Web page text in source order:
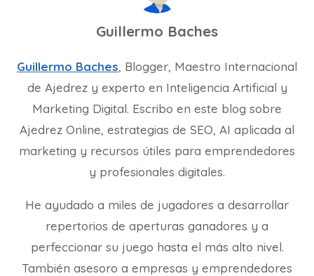
Guillermo Baches
Guillermo Baches, Blogger, Maestro Internacional
de Ajedrez y experto en Inteligencia Artificial y
Marketing Digital. Escribo en este blog sobre
Ajedrez Online, estrategias de SEO, AI aplicada al
marketing y recursos útiles para emprendedores
y profesionales digitales.
He ayudado a miles de jugadores a desarrollar
repertorios de aperturas ganadores y a
perfeccionar su juego hasta el más alto nivel.
También asesoro a empresas y emprendedores